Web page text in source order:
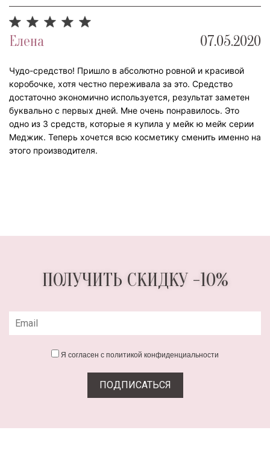
Елена 07.05.2020
Чудо-средство! Пришло в абсолютно ровной и красивой
коробочке, хотя честно переживала за это. Средство
достаточно экономично используется, результат заметен
буквально с первых дней. Мне очень понравилось. Это
одно из 3 средств, которые я купила у мейк ю мейк серии
Меджик. Теперь хочется всю косметику сменить именно на
этого производителя.
ПОЛУЧИТЬ СКИДКУ -10%
Я согласен с политикой конфиденциальности